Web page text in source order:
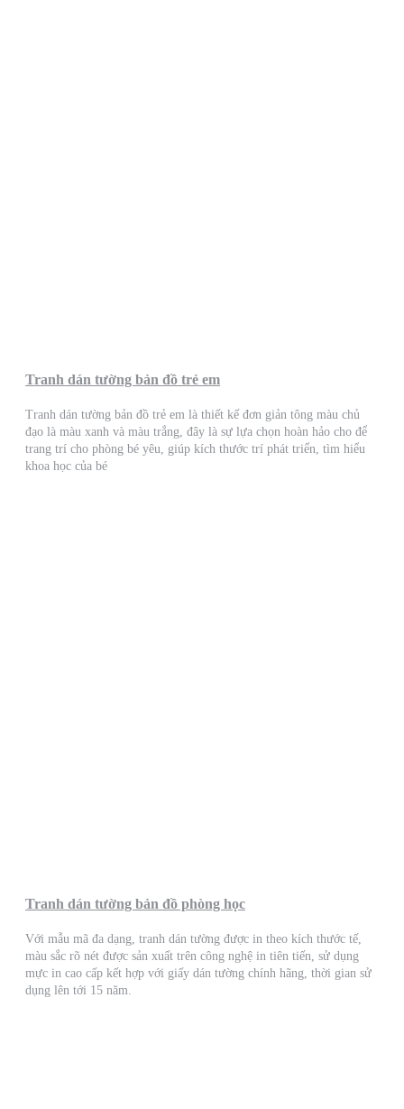
Tranh dán tường bản đồ trẻ em
Tranh dán tường bản đồ trẻ em là thiết kế đơn giản tông màu chủ
đạo là màu xanh và màu trắng, đây là sự lựa chọn hoàn hảo cho để
trang trí cho phòng bé yêu, giúp kích thước trí phát triển, tìm hiểu
khoa học của bé
Tranh dán tường bản đồ phòng học
Với mẫu mã đa dạng, tranh dán tường được in theo kích thước tế,
màu sắc rõ nét được sản xuất trên công nghệ in tiên tiến, sử dụng
mực in cao cấp kết hợp với giấy dán tường chính hãng, thời gian sử
dụng lên tới 15 năm.